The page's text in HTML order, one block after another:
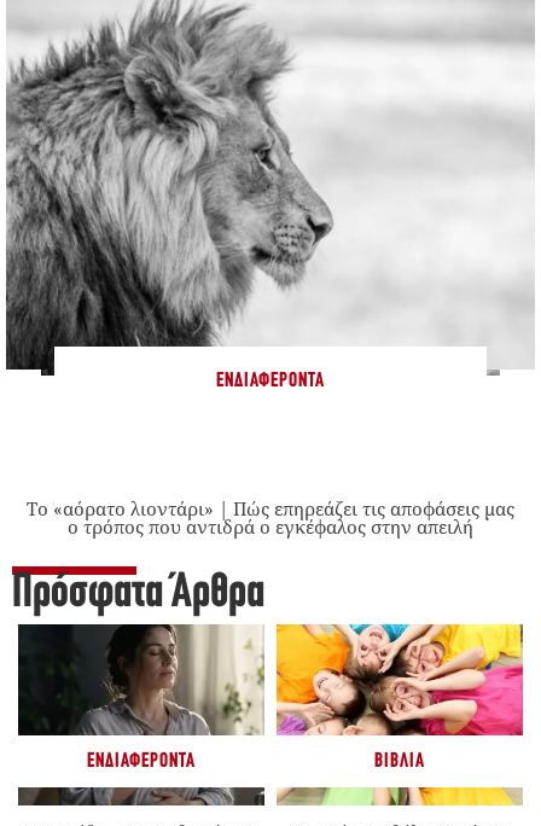
ΕΝΔΙΑΦΈΡΟΝΤΑ
Το «αόρατο λιοντάρι» | Πώς επηρεάζει τις αποφάσεις μας
ο τρόπος που αντιδρά ο εγκέφαλος στην απειλή
Πρόσφατα Άρθρα
ΕΝΔΙΑΦΈΡΟΝΤΑ ΒΙΒΛΊΑ